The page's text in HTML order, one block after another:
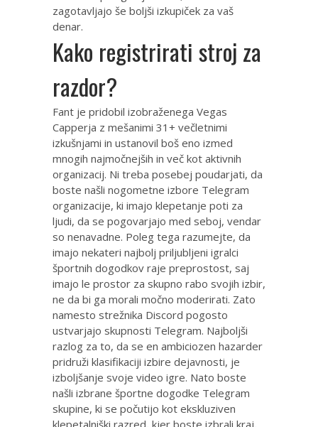
zagotavljajo še boljši izkupiček za vaš
denar.
Kako registrirati stroj za
razdor?
Fant je pridobil izobraženega Vegas
Capperja z mešanimi 31+ večletnimi
izkušnjami in ustanovil boš eno izmed
mnogih najmočnejših in več kot aktivnih
organizacij. Ni treba posebej poudarjati, da
boste našli nogometne izbore Telegram
organizacije, ki imajo klepetanje poti za
ljudi, da se pogovarjajo med seboj, vendar
so nenavadne. Poleg tega razumejte, da
imajo nekateri najbolj priljubljeni igralci
športnih dogodkov raje preprostost, saj
imajo le prostor za skupno rabo svojih izbir,
ne da bi ga morali močno moderirati. Zato
namesto strežnika Discord pogosto
ustvarjajo skupnosti Telegram. Najboljši
razlog za to, da se en ambiciozen hazarder
pridruži klasifikaciji izbire dejavnosti, je
izboljšanje svoje video igre. Nato boste
našli izbrane športne dogodke Telegram
skupine, ki se počutijo kot ekskluziven
klepetalniški razred, kjer boste izbrali kraj,